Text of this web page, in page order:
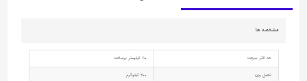
مشخصه ها
حد اکثر سرعت 110 کیلومتر برساعت
تحمل وزن 200 کیلوگرم